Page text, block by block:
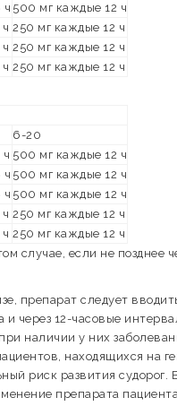
ч 500 мг каждые 12 ч
250 мг каждые 12 ч
250 мг каждые 12 ч
250 мг каждые 12 ч
6-20
500 мг каждые 12 ч
ч 500 мг каждые 12 ч
ч 500 мг каждые 12 ч
250 мг каждые 12 ч
250 мг каждые 12 ч
случае, если не позднее
препарат следует
через 12-часовые
наличии у них
находящихся на
риск развития
препарата